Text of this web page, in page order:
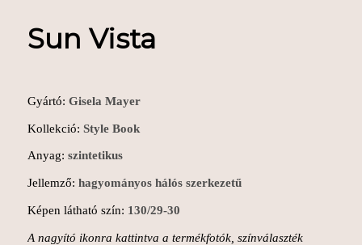
Sun Vista
Gyártó: Gisela Mayer
Kollekció: Style Book
Anyag: szintetikus
Jellemző: hagyományos hálós szerkezetű
Képen látható szín: 130/29-30
A nagyító ikonra kattintva a termékfotók, színválaszték